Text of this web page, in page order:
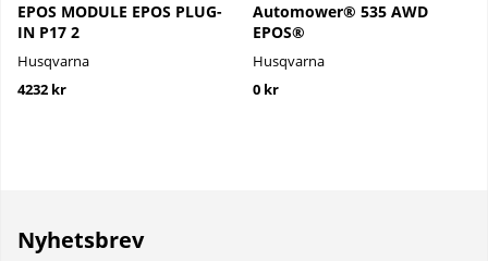
EPOS MODULE EPOS PLUG-
IN P17 2
Husqvarna
4232 kr
Automower® 535 AWD
EPOS®
Husqvarna
0 kr
Nyhetsbrev